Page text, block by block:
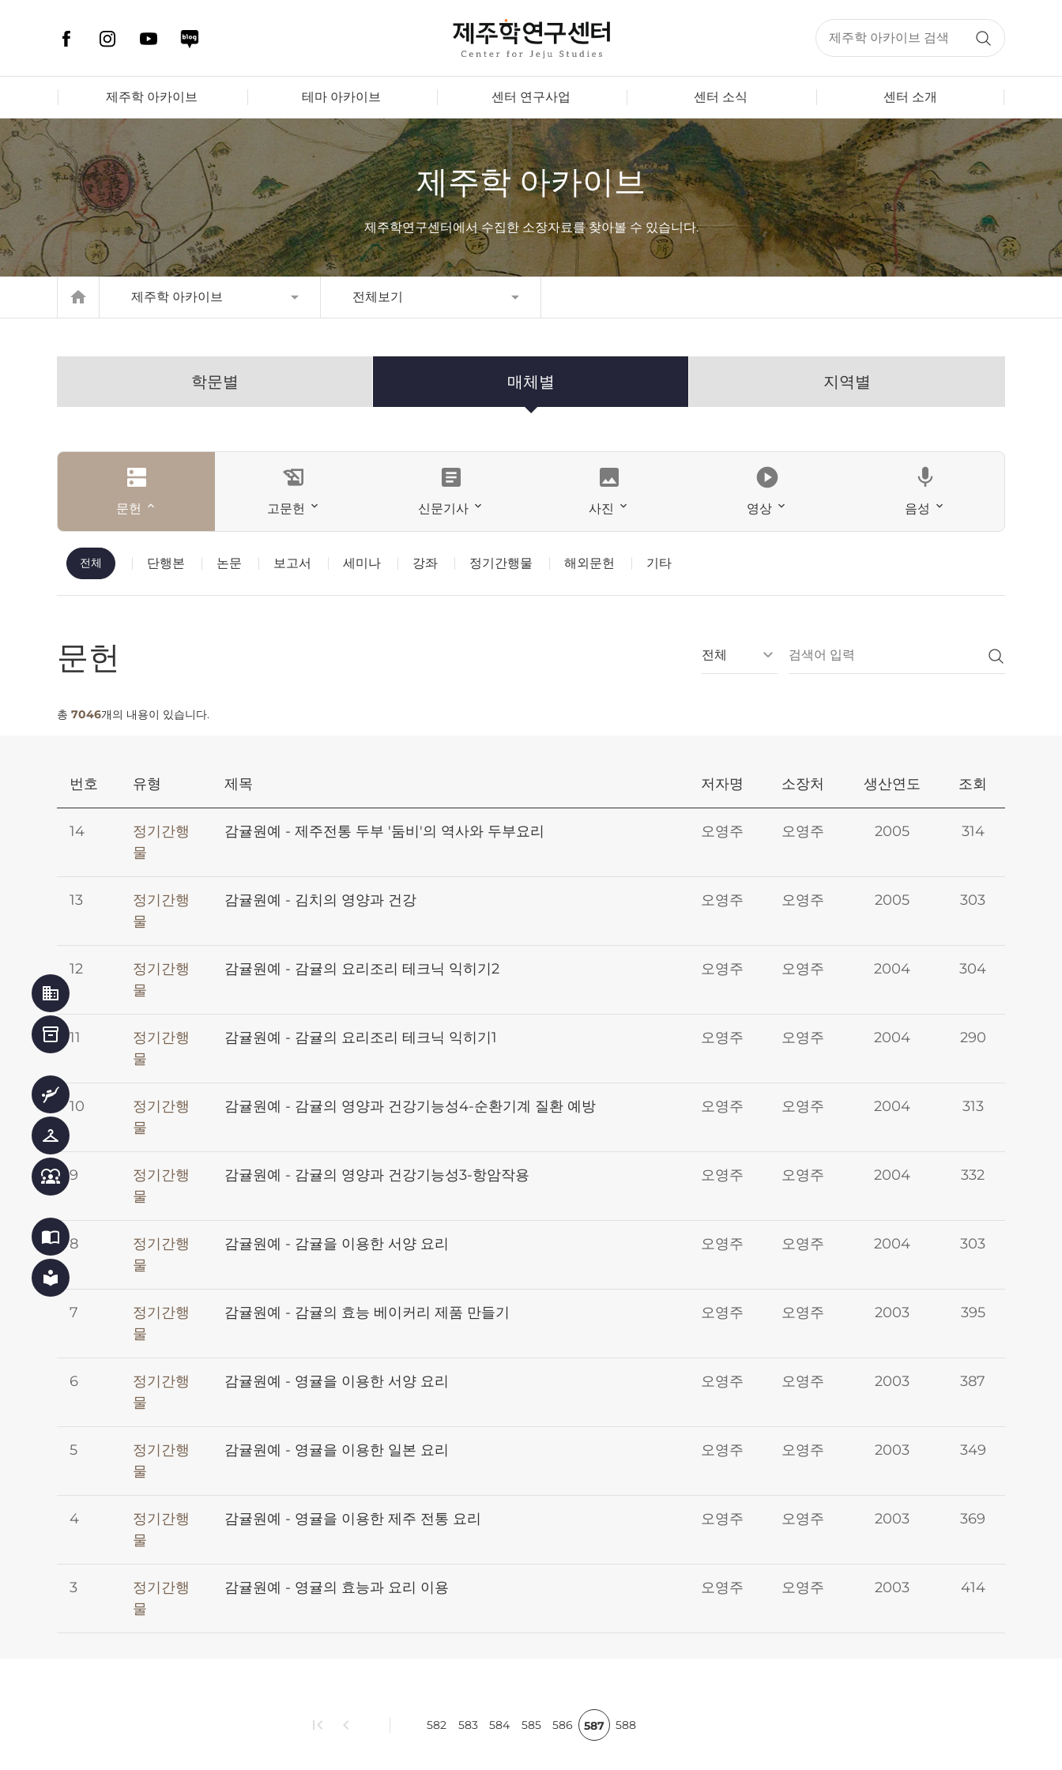
제주학 아카이브 테마 아카이브 센터 연구사업 센터 소식 센터 소개
business
inventory_2
scuba_diving
checkroom
diversity_1
import_contacts
local_library
제주학 아카이브
제주학연구센터에서 수집한 소장자료를 찾아볼 수 있습니다.
home 제주학 아카이브 전체보기
학문별 매체별 지역별
dns
문헌
history_edu
고문헌
article
신문기사
photo
사진
play_circle
영상
mic
음성
전체 단행본 논문 보고서 세미나 강좌 정기간행물 해외문헌 기타
문헌
총 7046개의 내용이 있습니다.
번호 유형 제목 저자명 소장처 생산연도 조회
14
정기간행
물
감귤원예 - 제주전통 두부 '둠비'의 역사와 두부요리 오영주 오영주 2005 314
13
정기간행
물
감귤원예 - 김치의 영양과 건강 오영주 오영주 2005 303
12
정기간행
물
감귤원예 - 감귤의 요리조리 테크닉 익히기2 오영주 오영주 2004 304
11
정기간행
물
감귤원예 - 감귤의 요리조리 테크닉 익히기1 오영주 오영주 2004 290
10
정기간행
물
감귤원예 - 감귤의 영양과 건강기능성4-순환기계 질환 예방 오영주 오영주 2004 313
9
정기간행
물
감귤원예 - 감귤의 영양과 건강기능성3-항암작용 오영주 오영주 2004 332
8
정기간행
물
감귤원예 - 감귤을 이용한 서양 요리 오영주 오영주 2004 303
7
정기간행
물
감귤원예 - 감귤의 효능 베이커리 제품 만들기 오영주 오영주 2003 395
6
정기간행
물
감귤원예 - 영귤을 이용한 서양 요리 오영주 오영주 2003 387
5
정기간행
물
감귤원예 - 영귤을 이용한 일본 요리 오영주 오영주 2003 349
4
정기간행
물
감귤원예 - 영귤을 이용한 제주 전통 요리 오영주 오영주 2003 369
3
정기간행
물
감귤원예 - 영귤의 효능과 요리 이용 오영주 오영주 2003 414
first_page chevron_left 582 583 584 585 586 587 588